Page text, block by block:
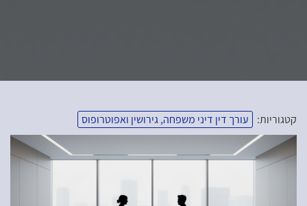
קטגוריות: עורך דין דיני משפחה, גירושין ואפוטרופוס